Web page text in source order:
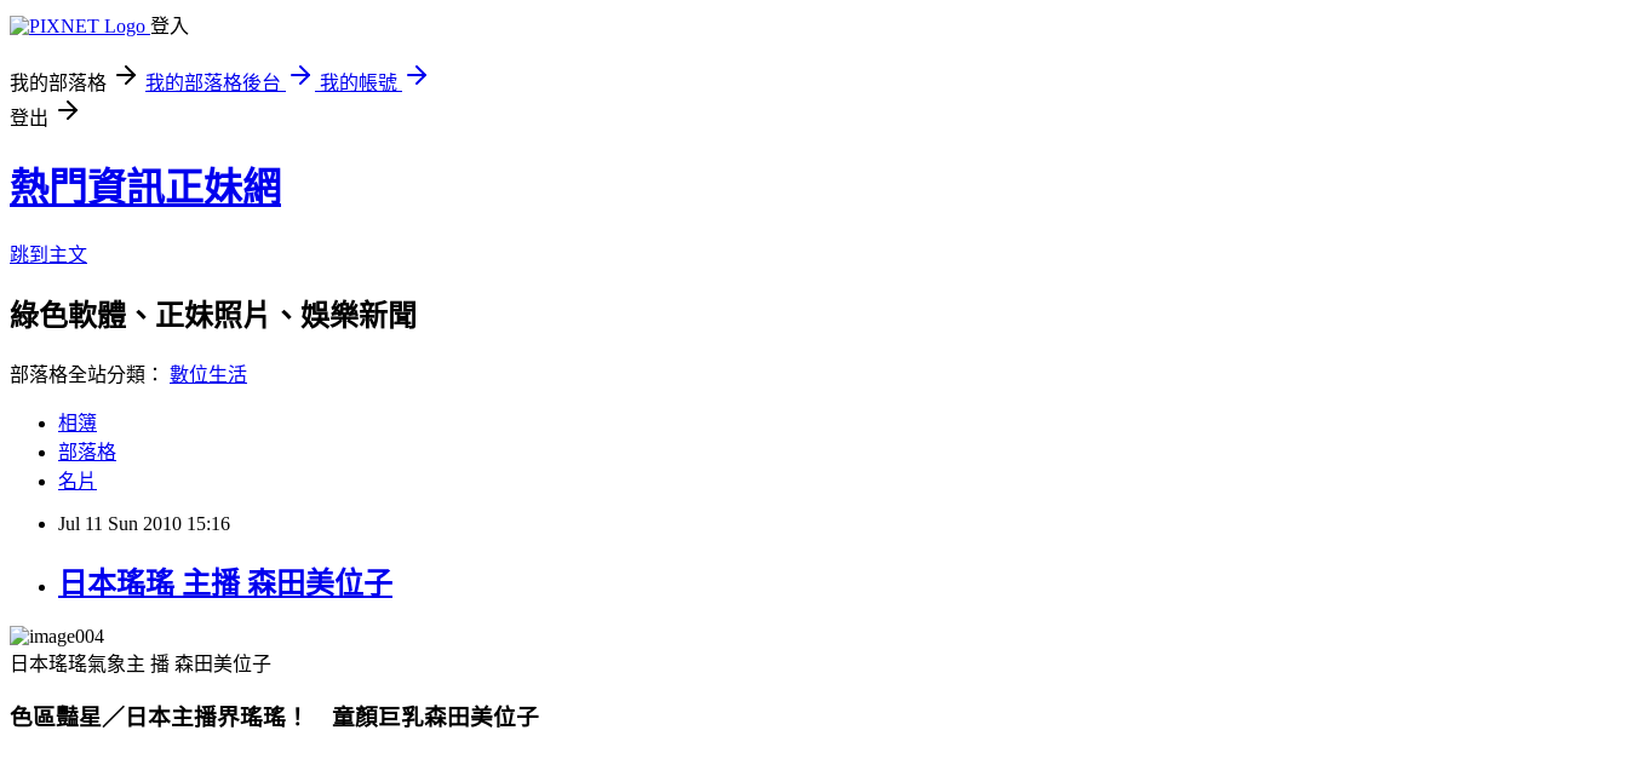
登入
我的部落格 我的部落格後台
我的帳號
登出
熱門資訊正妹網
跳到主文
綠色軟體、正妹照片、娛樂新聞
部落格全站分類： 數位生活
相簿
部落格
名片
Jul 11 Sun 2010 15:16
日本瑤瑤 主播 森田美位子
日本瑤瑤氣象主 播 森田美位子
色區豔星／日本主播界瑤瑤！ 童顏巨乳森田美位子